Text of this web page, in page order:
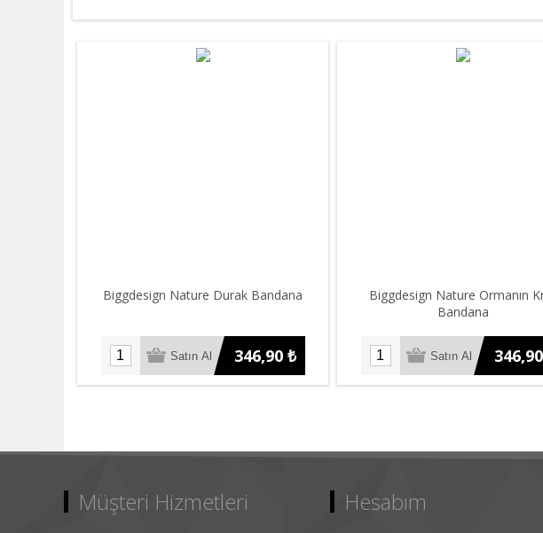
Biggdesign Nature Durak Bandana
346,90 ₺
Biggdesign Nature Ormanın
Bandana
Müşteri Hizmetleri Hesabım